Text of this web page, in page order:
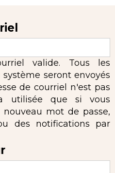
valide. Tous les
seront envoyés
de courriel n'est pas
utilisée que si vous
mot de passe,
des notifications par